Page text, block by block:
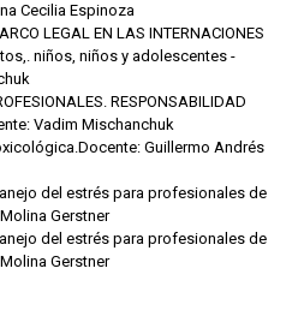
Cecilia Espinoza
LEGAL EN LAS INTERNACIONES
niños, niños y adolescentes -
RESPONSABILIDAD
Vadim Mischanchuk
Guillermo Andrés
del estrés para profesionales de
Gerstner
del estrés para profesionales de
Gerstner